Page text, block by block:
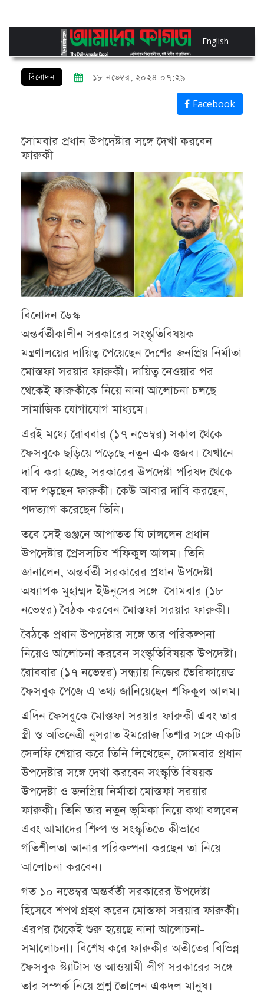
English
বিনোদন ১৮ নভেম্বর, ২০২৪ ০৭:২৯
Facebook
সোমবার প্রধান উপদেষ্টার সঙ্গে দেখা করবেন
ফারুকী
বিনোদন ডেস্ক
অন্তর্বর্তীকালীন সরকারের সংস্কৃতিবিষয়ক
মন্ত্রণালয়ের দায়িত্ব পেয়েছেন দেশের জনপ্রিয় নির্মাতা
মোস্তফা সরয়ার ফারুকী। দায়িত্ব নেওয়ার পর
থেকেই ফারুকীকে নিয়ে নানা আলোচনা চলছে
সামাজিক যোগাযোগ মাধ্যমে।
এরই মধ্যে রোববার (১৭ নভেম্বর) সকাল থেকে
ফেসবুকে ছড়িয়ে পড়েছে নতুন এক গুজব। যেখানে
দাবি করা হচ্ছে, সরকারের উপদেষ্টা পরিষদ থেকে
বাদ পড়ছেন ফারুকী। কেউ আবার দাবি করছেন,
পদত্যাগ করেছেন তিনি।
তবে সেই গুঞ্জনে আপাতত ঘি ঢাললেন প্রধান
উপদেষ্টার প্রেসসচিব শফিকুল আলম। তিনি
জানালেন, অন্তর্বর্তী সরকারের প্রধান উপদেষ্টা
অধ্যাপক মুহাম্মদ ইউনূসের সঙ্গে সোমবার (১৮
নভেম্বর) বৈঠক করবেন মোস্তফা সরয়ার ফারুকী।
বৈঠকে প্রধান উপদেষ্টার সঙ্গে তার পরিকল্পনা
নিয়েও আলোচনা করবেন সংস্কৃতিবিষয়ক উপদেষ্টা।
রোববার (১৭ নভেম্বর) সন্ধ্যায় নিজের ভেরিফায়েড
ফেসবুক পেজে এ তথ্য জানিয়েছেন শফিকুল আলম।
এদিন ফেসবুকে মোস্তফা সরয়ার ফারুকী এবং তার
স্ত্রী ও অভিনেত্রী নুসরাত ইমরোজ তিশার সঙ্গে একটি
সেলফি শেয়ার করে তিনি লিখেছেন, সোমবার প্রধান
উপদেষ্টার সঙ্গে দেখা করবেন সংস্কৃতি বিষয়ক
উপদেষ্টা ও জনপ্রিয় নির্মাতা মোস্তফা সরয়ার
ফারুকী। তিনি তার নতুন ভূমিকা নিয়ে কথা বলবেন
এবং আমাদের শিল্প ও সংস্কৃতিতে কীভাবে
গতিশীলতা আনার পরিকল্পনা করছেন তা নিয়ে
আলোচনা করবেন।
গত ১০ নভেম্বর অন্তর্বর্তী সরকারের উপদেষ্টা
হিসেবে শপথ গ্রহণ করেন মোস্তফা সরয়ার ফারুকী।
এরপর থেকেই শুরু হয়েছে নানা আলোচনা-
সমালোচনা। বিশেষ করে ফারুকীর অতীতের বিভিন্ন
ফেসবুক স্ট্যাটাস ও আওয়ামী লীগ সরকারের সঙ্গে
তার সম্পর্ক নিয়ে প্রশ্ন তোলেন একদল মানুষ।